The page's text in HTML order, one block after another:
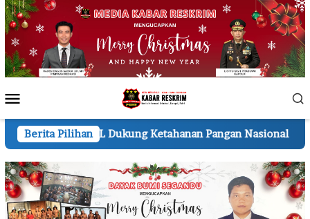
Loncat
ke
konten
Mobile
Berita Pilihan
Ketahanan Pangan Nasional Kapolres Pelalawan